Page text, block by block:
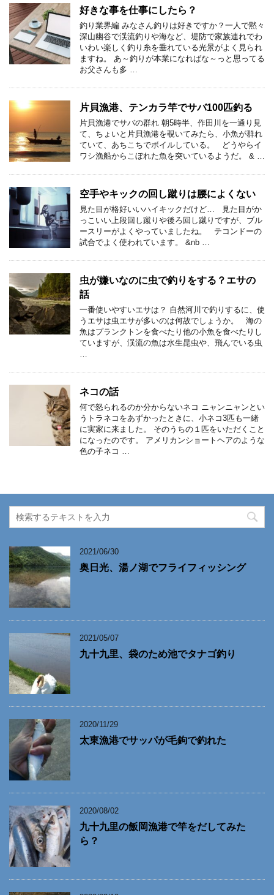
好きな事を仕事にしたら？
釣り業界編 みなさん釣りは好きですか？一人で黙々
深山幽谷で渓流釣りや海など、堤防で家族連れでわ
いわい楽しく釣り糸を垂れている光景がよく見られ
ますね。 あ～釣りが本業になればな～っと思ってる
お父さんも多 …
片貝漁港、テンカラ竿でサバ100匹釣る
片貝漁港でサバの群れ 朝5時半、作田川を一通り見
て、ちょいと片貝漁港を覗いてみたら、小魚が群れ
ていて、あちこちでボイルしている。 どうやらイ
ワシ漁船からこぼれた魚を突いているようだ。 & …
空手やキックの回し蹴りは腰によくない
見た目が格好いいハイキックだけど… 見た目がか
っこいい上段回し蹴りや後ろ回し蹴りですが、ブル
ースリーがよくやっていましたね。 テコンドーの
試合でよく使われています。 &nb …
虫が嫌いなのに虫で釣りをする？エサの
話
一番使いやすいエサは？ 自然河川で釣りするに、使
うエサは虫エサが多いのは何故でしょうか。 海の
魚はプランクトンを食べたり他の小魚を食べたりし
ていますが、渓流の魚は水生昆虫や、飛んでいる虫
…
ネコの話
何で怒られるのか分からないネコ ニャンニャンとい
うトラネコをあずかったときに、小ネコ3匹も一緒
に実家に来ました。 そのうちの１匹をいただくこと
になったのです。 アメリカンショートヘアのような
色の子ネコ …
2021/06/30
奥日光、湯ノ湖でフライフィッシング
2021/05/07
九十九里、袋のため池でタナゴ釣り
2020/11/29
太東漁港でサッパが毛鉤で釣れた
2020/08/02
九十九里の飯岡漁港で竿をだしてみた
ら？